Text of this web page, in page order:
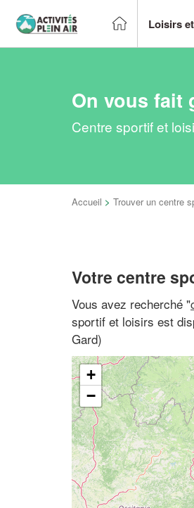
Loisirs
On vous fait
Centre sportif et
Accueil > Trouver un centre
Votre centre
Vous avez recherché "
sportif et loisirs est
Gard)
+
−